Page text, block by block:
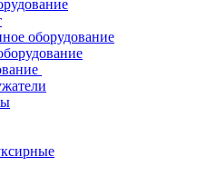
оборудование